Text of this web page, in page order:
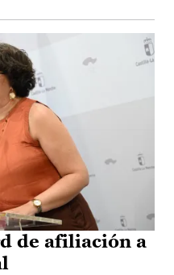
de afiliación a